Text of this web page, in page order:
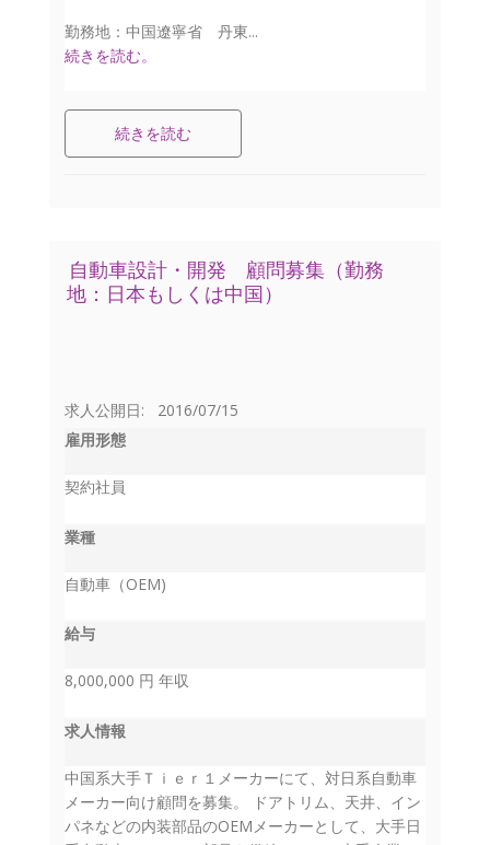
勤務地：中国遼寧省 丹東...
続きを読む。
続きを読む
自動車設計・開発 顧問募集（勤務
地：日本もしくは中国）
求人公開日: 2016/07/15
雇用形態
契約社員
業種
自動車（OEM)
給与
8,000,000 円 年収
求人情報
中国系大手Ｔｉｅｒ１メーカーにて、対日系自動車
メーカー向け顧問を募集。 ドアトリム、天井、イン
パネなどの内装部品のOEMメーカーとして、大手日